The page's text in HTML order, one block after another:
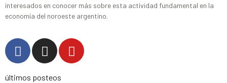
interesados en conocer más sobre esta actividad fundamental en la
economía del noroeste argentino.
últimos posteos